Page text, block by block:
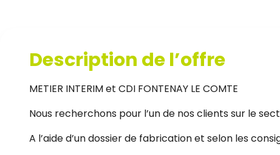
Description de l’offre
METIER INTERIM et CDI FONTENAY LE COMTE
Nous recherchons pour l’un de nos clients sur le
A l’aide d’un dossier de fabrication et selon les